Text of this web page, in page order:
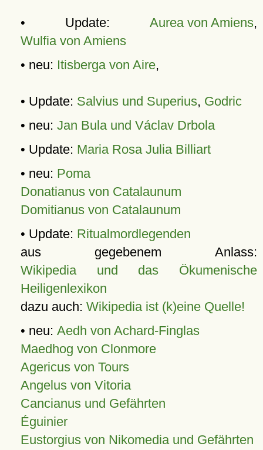
• Update: Aurea von Amiens,
Wulfia von Amiens
• neu: Itisberga von Aire,
• Update: Salvius und Superius, Godric
• neu: Jan Bula und Václav Drbola
• Update: Maria Rosa Julia Billiart
• neu: Poma
Donatianus von Catalaunum
Domitianus von Catalaunum
• Update: Ritualmordlegenden
aus gegebenem Anlass:
Wikipedia und das Ökumenische
Heiligenlexikon
dazu auch: Wikipedia ist (k)eine Quelle!
• neu: Aedh von Achard-Finglas
Maedhog von Clonmore
Agericus von Tours
Angelus von Vitoria
Cancianus und Gefährten
Éguinier
Eustorgius von Nikomedia und Gefährten